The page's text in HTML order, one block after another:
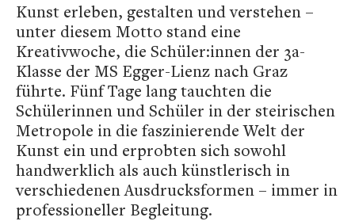
Kunst erleben, gestalten und verstehen –
unter diesem Motto stand eine
Kreativwoche, die Schüler:innen der 3a-
Klasse der MS Egger-Lienz nach Graz
führte. Fünf Tage lang tauchten die
Schülerinnen und Schüler in der steirischen
Metropole in die faszinierende Welt der
Kunst ein und erprobten sich sowohl
handwerklich als auch künstlerisch in
verschiedenen Ausdrucksformen – immer in
professioneller Begleitung.